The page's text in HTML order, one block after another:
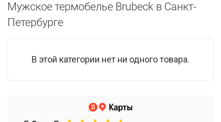
Мужское термобелье Brubeck в Санкт-
Петербурге
В этой категории нет ни одного товара.